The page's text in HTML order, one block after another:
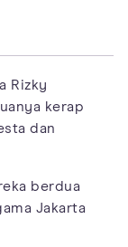
Rizky
kerap
dan
berdua
Jakarta